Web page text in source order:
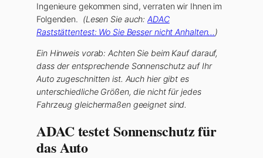
Ingenieure gekommen sind, verraten wir Ihnen im
Folgenden. (Lesen Sie auch:ADAC
Raststättentest: Wo Sie Besser nicht Anhalten…)
Ein Hinweis vorab: Achten Sie beim Kauf darauf,
dass der entsprechende Sonnenschutz auf Ihr
Auto zugeschnitten ist. Auch hier gibt es
unterschiedliche Größen, die nicht für jedes
Fahrzeug gleichermaßen geeignet sind.
ADAC testet Sonnenschutz für
das Auto